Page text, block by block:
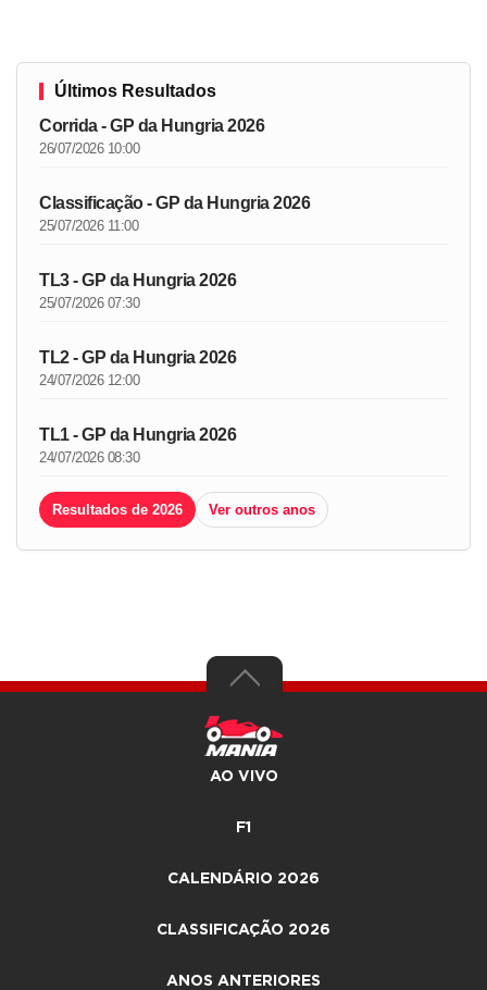
Últimos Resultados
Corrida - GP da Hungria 2026
26/07/2026 10:00
Classificação - GP da Hungria 2026
25/07/2026 11:00
TL3 - GP da Hungria 2026
25/07/2026 07:30
TL2 - GP da Hungria 2026
24/07/2026 12:00
TL1 - GP da Hungria 2026
24/07/2026 08:30
Resultados de 2026 Ver outros anos
AO VIVO
F1
CALENDÁRIO 2026
CLASSIFICAÇÃO 2026
ANOS ANTERIORES